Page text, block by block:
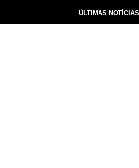
ÚLTIMAS NOTÍCIAS